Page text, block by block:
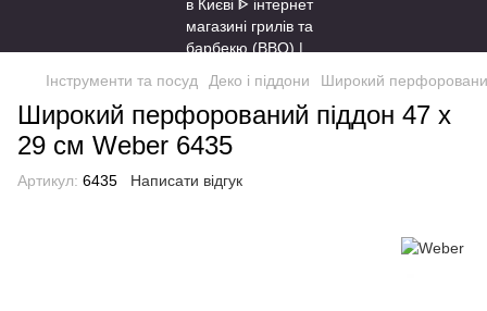
Інструменти та посуд Деко і піддони Широкий
Широкий перфорований піддон 47 x
29 см Weber 6435
Артикул: 6435 Написати відгук